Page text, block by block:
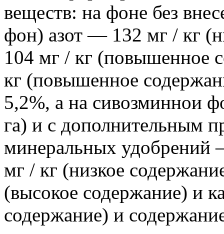
веществ: на фоне без
фон) азот — 132 мг / кг
104 мг / кг (повышенное
кг (повышенное
5,2%, а на сивозминнои
га) и с дополнительным
минеральных
мг / кг (низкое
(высокое содержание) и
содержание) и